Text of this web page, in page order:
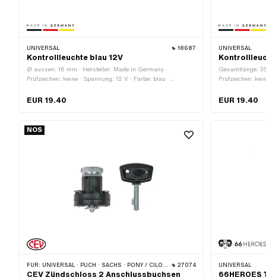
UNIVERSAL 18687
Kontrollleuchte blau 12V
Ø aussen: 16 mm · Hersteller: Made in Germany ·
Prüfzeichen: keine · Spannung: 12 V · Farbe: blau ·
EUR 19.40
UNIVERSAL
Gesamtlänge:
Prüfzeichen:
EUR 19.40
NOS
FÜR: UNIVERSAL · PUCH · SACHS · PONY / CILO (BETA 521 & 512) 27074
CEV Zündschloss 2 Anschlussbuchsen
UNIVERSAL